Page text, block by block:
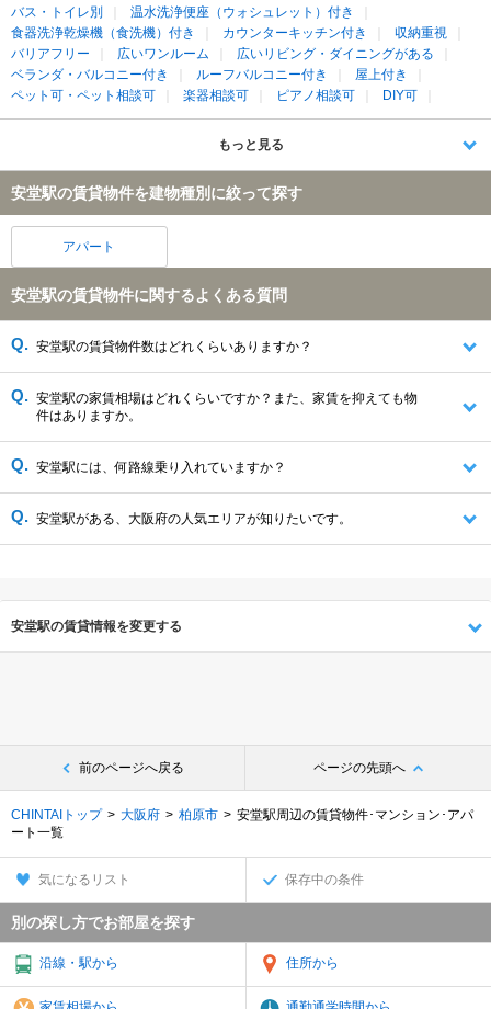
バス・トイレ別
温水洗浄便座（ウォシュレット）付き
食器洗浄乾燥機（食洗機）付き
カウンターキッチン付き
収納重視
バリアフリー
広いワンルーム
広いリビング・ダイニングがある
ベランダ・バルコニー付き
ルーフバルコニー付き
屋上付き
ペット可・ペット相談可
楽器相談可 ピアノ相談可 DIY可
もっと見る
安堂駅の賃貸物件を建物種別に絞って探す
アパート
安堂駅の賃貸物件に関するよくある質問
安堂駅の賃貸物件数はどれくらいありますか？
安堂駅の家賃相場はどれくらいですか？また、家賃を抑えても物
件はありますか。
安堂駅には、何路線乗り入れていますか？
安堂駅がある、大阪府の人気エリアが知りたいです。
安堂駅の賃貸情報を変更する
前のページへ戻る ページの先頭へ
CHINTAIトップ 大阪府 柏原市
安堂駅周辺の賃貸物件･マンション･アパ
ート一覧
気になるリスト 保存中の条件
別の探し方でお部屋を探す
沿線・駅から 住所から